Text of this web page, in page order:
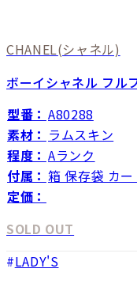
CHANEL(シャネル)
ボーイシャネル フル
型番： A80288
素材： ラムスキン
程度： Aランク
付属： 箱 保存袋 カー
定価：
SOLD OUT
LADY'S